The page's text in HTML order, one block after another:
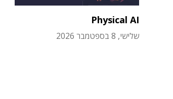
Physical AI
שלישי, 8 בספטמבר 2026